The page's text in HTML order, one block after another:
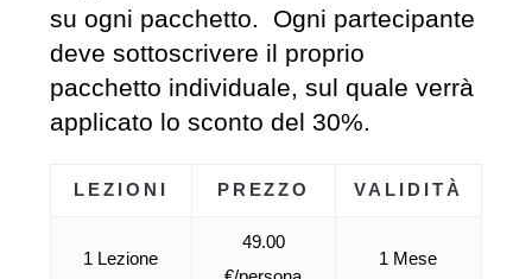
su ogni pacchetto. Ogni partecipante
deve sottoscrivere il proprio
pacchetto individuale, sul quale verrà
applicato lo sconto del 30%.
LEZIONI PREZZO VALIDITÀ
1 Lezione
49.00
1 Mese